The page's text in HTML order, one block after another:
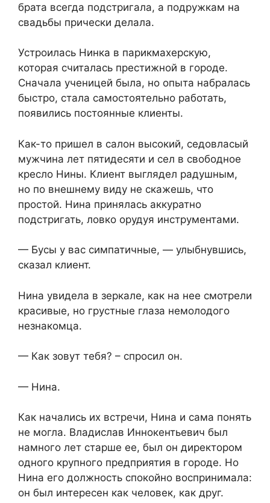
брата всегда подстригала, а подружкам на
свадьбы прически делала.
Устроилась Нинка в парикмахерскую,
которая считалась престижной в городе.
Сначала ученицей была, но опыта набралась
быстро, стала самостоятельно работать,
появились постоянные клиенты.
Как-то пришел в салон высокий, седовласый
мужчина лет пятидесяти и сел в свободное
кресло Нины. Клиент выглядел радушным,
но по внешнему виду не скажешь, что
простой. Нина принялась аккуратно
подстригать, ловко орудуя инструментами.
— Бусы у вас симпатичные, — улыбнувшись,
сказал клиент.
Нина увидела в зеркале, как на нее смотрели
красивые, но грустные глаза немолодого
незнакомца.
— Как зовут тебя? – спросил он.
— Нина.
Как начались их встречи, Нина и сама понять
не могла. Владислав Иннокентьевич был
намного лет старше ее, был он директором
одного крупного предприятия в городе. Но
Нина его должность спокойно воспринимала:
он был интересен как человек, как друг.